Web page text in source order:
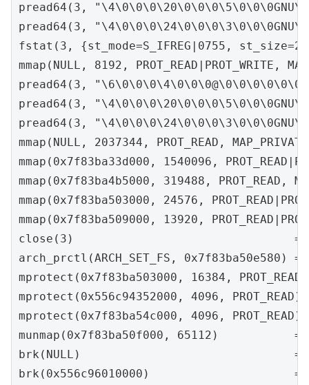
pread64(3,
pread64(3,
fstat(3, {st_mode=S_IFREG|0755,
mmap(NULL, 8192, PROT_READ|PROT_WRITE,
pread64(3,
pread64(3,
pread64(3,
mmap(NULL, 2037344, PROT_READ,
mmap(0x7f83ba33d000, 1540096,
mmap(0x7f83ba4b5000, 319488, PROT_READ,
mmap(0x7f83ba503000, 24576,
mmap(0x7f83ba509000, 13920,
close(3)                                =
arch_prctl(ARCH_SET_FS, 0x7f83ba50e580) =
mprotect(0x7f83ba503000, 16384,
mprotect(0x556c94352000, 4096, PROT_READ)
mprotect(0x7f83ba54c000, 4096, PROT_READ)
munmap(0x7f83ba50f000, 65112)           =
brk(NULL)                               =
brk(0x556c96010000)                     =